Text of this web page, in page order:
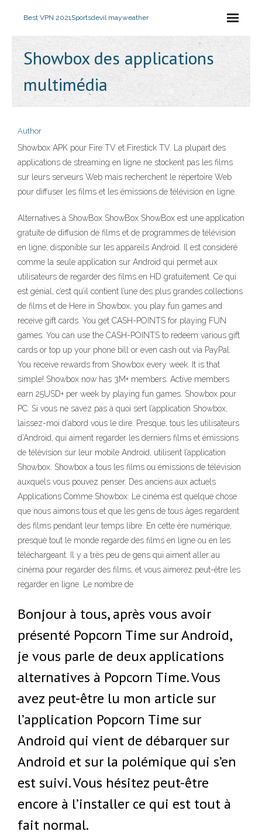
Best VPN 2021Sportsdevil mayweather
Showbox des applications
multimédia
Author
Showbox APK pour Fire TV et Firestick TV. La plupart des
applications de streaming en ligne ne stockent pas les films
sur leurs serveurs Web mais recherchent le répertoire Web
pour diffuser les films et les émissions de télévision en ligne.
Alternatives à ShowBox ShowBox ShowBox est une application
gratuite de diffusion de films et de programmes de télévision
en ligne, disponible sur les appareils Android. Il est considéré
comme la seule application sur Android qui permet aux
utilisateurs de regarder des films en HD gratuitement. Ce qui
est génial, c’est qu’il contient l’une des plus grandes collections
de films et de Here in Showbox, you play fun games and
receive gift cards. You get CASH-POINTS for playing FUN
games. You can use the CASH-POINTS to redeem various gift
cards or top up your phone bill or even cash out via PayPal.
You receive rewards from Showbox every week. It is that
simple! Showbox now has 3M+ members. Active members
earn 25USD+ per week by playing fun games. Showbox pour
PC: Si vous ne savez pas à quoi sert l’application Showbox,
laissez-moi d’abord vous le dire. Presque, tous les utilisateurs
d’Android, qui aiment regarder les derniers films et émissions
de télévision sur leur mobile Android, utilisent l’application
Showbox. Showbox a tous les films ou émissions de télévision
auxquels vous pouvez penser. Des anciens aux actuels
Applications Comme Showbox: Le cinéma est quelque chose
que nous aimons tous et que les gens de tous âges regardent
des films pendant leur temps libre. En cette ère numérique,
presque tout le monde regarde des films en ligne ou en les
téléchargeant. Il y a très peu de gens qui aiment aller au
cinéma pour regarder des films, et vous aimerez peut-être les
regarder en ligne. Le nombre de
Bonjour à tous, après vous avoir
présenté Popcorn Time sur Android,
je vous parle de deux applications
alternatives à Popcorn Time. Vous
avez peut-être lu mon article sur
l’application Popcorn Time sur
Android qui vient de débarquer sur
Android et sur la polémique qui s’en
est suivi. Vous hésitez peut-être
encore à l’installer ce qui est tout à
fait normal.